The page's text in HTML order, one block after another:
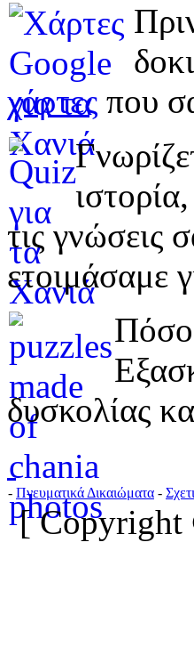
χάρτες που
τις γνώσεις
ετοιμάσαμε
Πόσο
δυσκολίας
- Πνευματικά Δικαιώματα -
[